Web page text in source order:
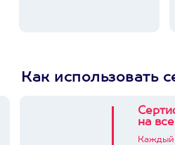
Как использовать
на
Каждый